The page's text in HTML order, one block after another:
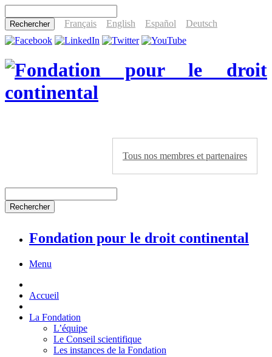
Français English Español Deutsch
Tous nos membres et partenaires
Fondation pour le droit continental
Menu
Accueil
La Fondation
L’équipe
Le Conseil scientifique
Les instances de la Fondation